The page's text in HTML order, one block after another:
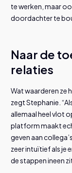
te werken, maar
doordachter te
Naar de
relaties
Wat waarderen ze
zegt Stephanie.
allemaal heel vlot
platform maakt
geven aan
zeer intuïtief als je
de stappen ineen